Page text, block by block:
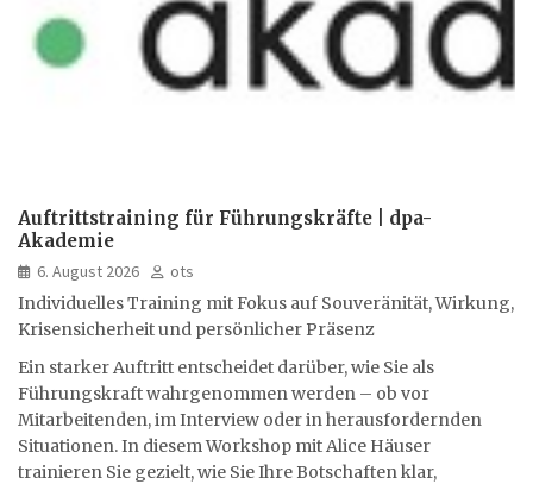
Auftrittstraining für Führungskräfte | dpa-
Akademie
6. August 2026
ots
Individuelles Training mit Fokus auf Souveränität, Wirkung,
Krisensicherheit und persönlicher Präsenz
Ein starker Auftritt entscheidet darüber, wie Sie als
Führungskraft wahrgenommen werden – ob vor
Mitarbeitenden, im Interview oder in herausfordernden
Situationen. In diesem Workshop mit Alice Häuser
trainieren Sie gezielt, wie Sie Ihre Botschaften klar,